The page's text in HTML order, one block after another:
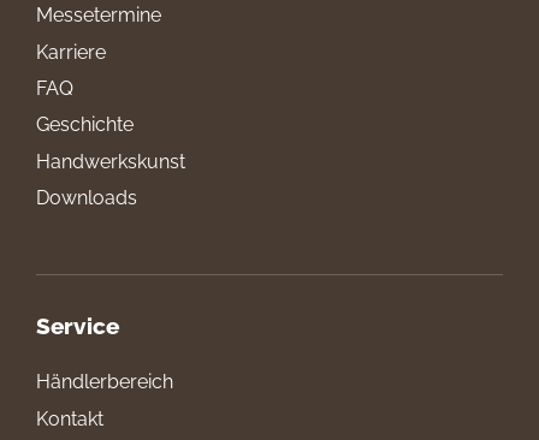
Messetermine
Karriere
FAQ
Geschichte
Handwerkskunst
Downloads
Service
Händlerbereich
Kontakt